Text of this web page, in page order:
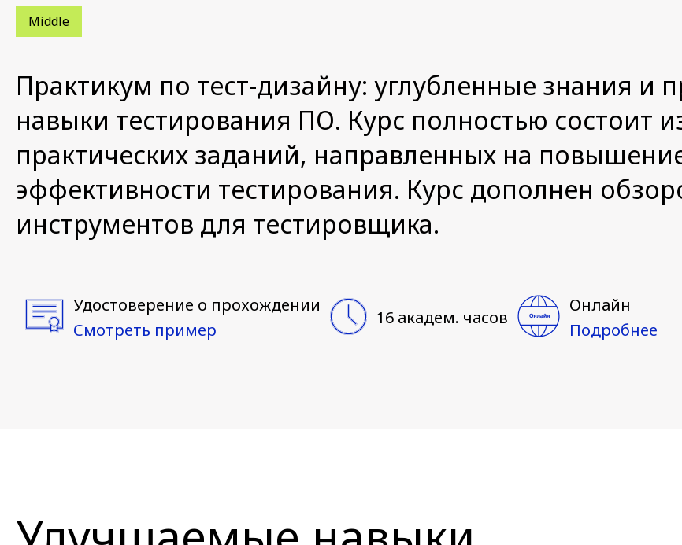
Middle
Практикум по тест-дизайну: углубленные знания и
навыки тестирования ПО. Курс полностью состоит
практических заданий, направленных на
эффективности тестирования. Курс дополнен
инструментов для тестировщика.
Удостоверение о прохождении
Смотреть пример
16 академ. часов
Онлайн
Подробнее